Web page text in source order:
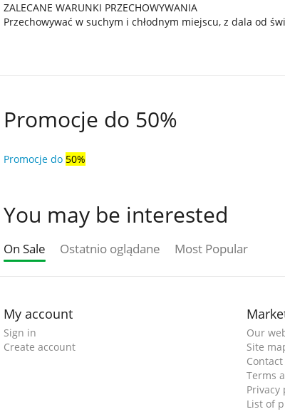
ZALECANE WARUNKI PRZECHOWYWANIA
Przechowywać w suchym i chłodnym miejscu, z dala od
Promocje do 50%
Promocje do 50%
You may be interested
On Sale Ostatnio oglądane Most Popular
My account
Sign in
Create account
Our
Site
Contact
Terms
Privacy
List of